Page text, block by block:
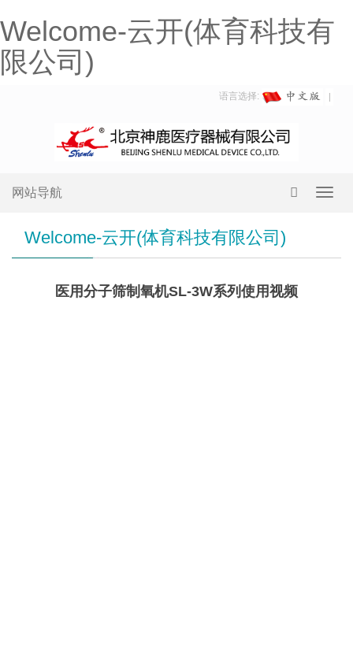
Welcome-云开(体育科技有
限公司)
语言选择:
网站导航
Welcome-云开(体育科技有限公司)
医用分子筛制氧机SL-3W系列使用视频